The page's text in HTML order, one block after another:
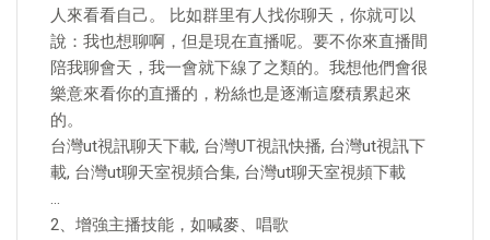
人來看看自己。 比如群里有人找你聊天，你就可以
說：我也想聊啊，但是現在直播呢。要不你來直播間
陪我聊會天，我一會就下線了之類的。我想他們會很
樂意來看你的直播的，粉絲也是逐漸這麼積累起來
的。
台灣ut視訊聊天下載, 台灣UT視訊快播, 台灣ut視訊下
載, 台灣ut聊天室視頻合集, 台灣ut聊天室視頻下載
…
2、增強主播技能，如喊麥、唱歌